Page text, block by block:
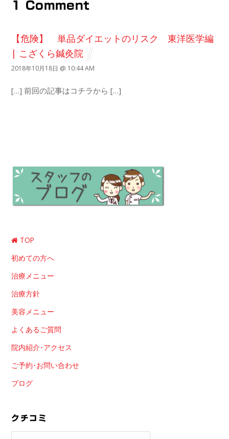
1 Comment
【危険】 単品ダイエットのリスク 東洋医学編
| こざくら鍼灸院
2018年10月18日 @ 10:44 AM
[…] 前回の記事はコチラから […]
TOP
初めての方へ
治療メニュー
治療方針
美容メニュー
よくあるご質問
院内紹介･アクセス
ご予約･お問い合わせ
ブログ
クチコミ